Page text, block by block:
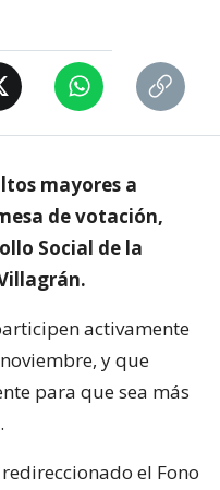
mayores a
de votación,
Social de la
activamente
y que
para que sea más
el Fono